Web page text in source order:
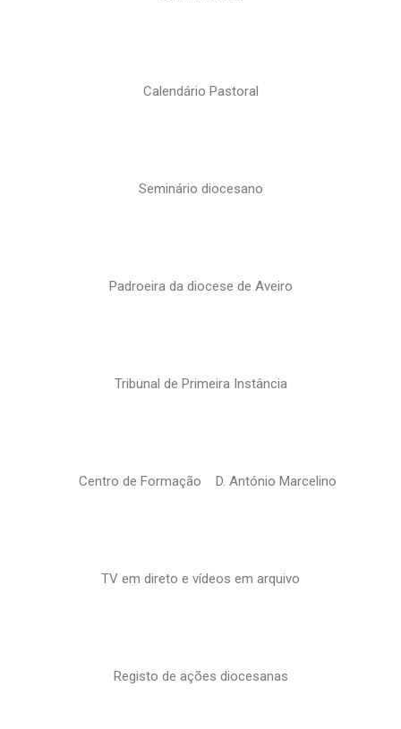
Calendário Pastoral
Seminário diocesano
Padroeira da diocese de Aveiro
Tribunal de Primeira Instância
Centro de Formação D. António Marcelino
TV em direto e vídeos em arquivo
Registo de ações diocesanas